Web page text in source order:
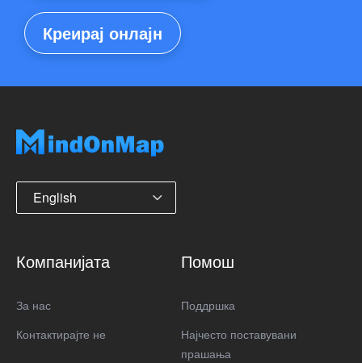
Креирај онлајн
English
Компанијата
За нас
Контактирајте не
Помош
Поддршка
Најчесто поставувани
прашања